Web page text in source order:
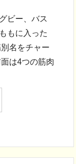
ビー、バス
もに入った
名をチャー
は4つの筋肉